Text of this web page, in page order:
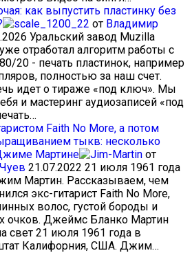
как выпустить пластинку без
от Владимир
Уральский завод Muzilla
отработал алгоритм работы с
20 - печать пластинок, например
полностью за наш счет.
идет о тираже «под ключ». Мы
и мастеринг аудиозаписей «под
Faith No More, а потом
тыкв: несколько
Мартине
от
21.07.2022 21 июля 1961 года
Мартин. Рассказываем, чем
экс-гитарист Faith No More,
волос, густой бороды и
очков. Джеймс Бланко Мартин
свет 21 июля 1961 года в
Калифорния, США. Джим…